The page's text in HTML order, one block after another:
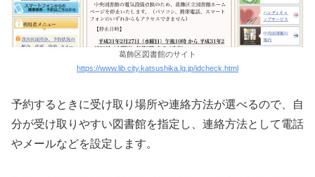
葛飾区図書館のサイト
https://www.lib.city.katsushika.lg.jp/idcheck.html
予約するときに受け取り場所や連絡方法が選べるので、自
分が受け取りやすい図書館を指定し、連絡方法として電話
やメールなどを設定します。